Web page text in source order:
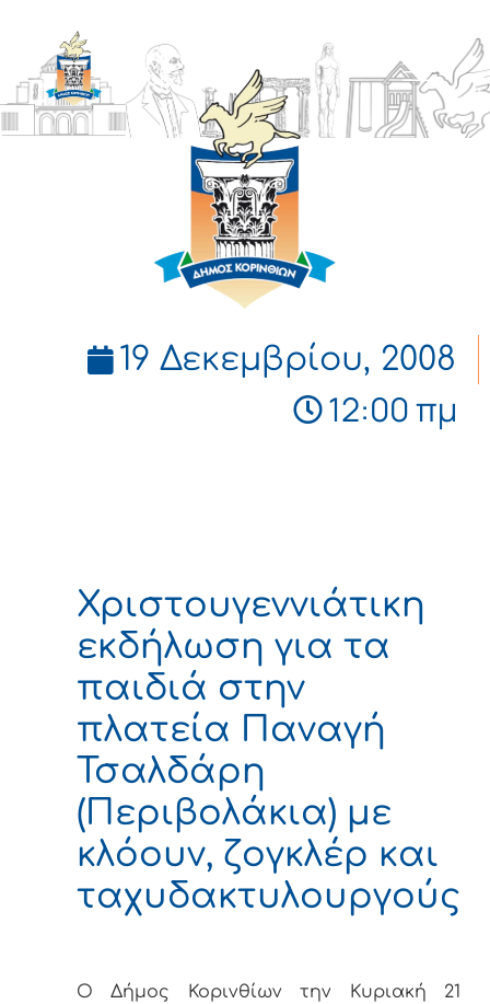
ΔΗΜΟΣ
ΚΟΡΙΝΘΙΩΝ
19 Δεκεμβρίου, 2008
12:00 πμ
Χριστουγεννιάτικη
εκδήλωση για τα
παιδιά στην
πλατεία Παναγή
Τσαλδάρη
(Περιβολάκια) με
κλόουν, ζογκλέρ και
ταχυδακτυλουργούς
Ο Δήμος Κορινθίων την Κυριακή 21